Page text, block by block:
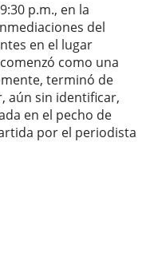
p.m., en la
del
en el lugar
como una
terminó de
aún sin identificar,
en el pecho de
por el periodista